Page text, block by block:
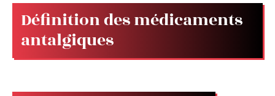
Définition des médicaments
antalgiques